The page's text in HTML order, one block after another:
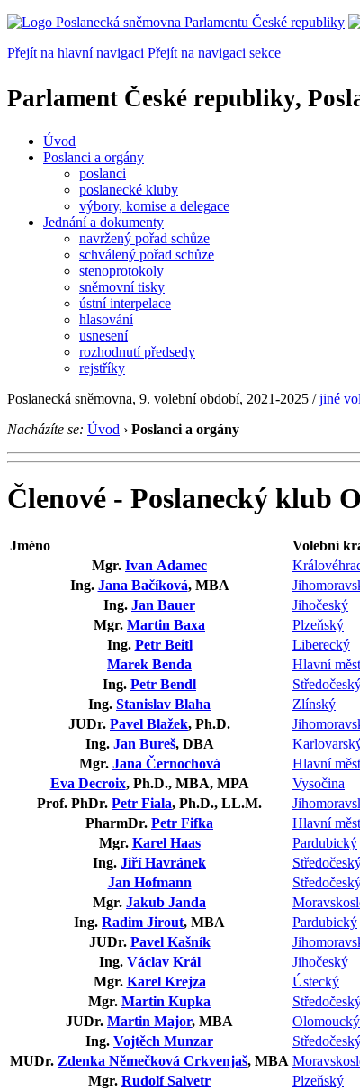
Přejít na hlavní navigaci Přejít na navigaci sekce
Parlament České republiky,
Úvod
Poslanci a orgány
poslanci
poslanecké kluby
výbory, komise a delegace
Jednání a dokumenty
navržený pořad schůze
schválený pořad schůze
stenoprotokoly
sněmovní tisky
ústní interpelace
hlasování
usnesení
rozhodnutí předsedy
rejstříky
Poslanecká sněmovna, 9. volební období, 2021-2025 /jiné
Nacházíte se: Úvod › Poslanci a orgány
Členové - Poslanecký klub
Jméno Volební
Mgr. Ivan Adamec
Ing. Jana Bačíková, MBA
Ing. Jan Bauer Jihočeský
Mgr. Martin Baxa Plzeňský
Ing. Petr Beitl Liberecký
Marek Benda
Hlavní
Ing. Petr Bendl
Ing. Stanislav Blaha Zlínský
JUDr. Pavel Blažek, Ph.D.
Ing. Jan Bureš, DBA
Mgr. Jana Černochová Hlavní
Eva Decroix, Ph.D., MBA, MPA Vysočina
Prof. PhDr. Petr Fiala, Ph.D., LL.M.
PharmDr. Petr Fifka Hlavní
Mgr. Karel Haas Pardubický
Ing. Jiří Havránek
Jan Hofmann
Mgr. Jakub Janda
Ing. Radim Jirout, MBA Pardubický
JUDr. Pavel Kašník
Ing. Václav Král Jihočeský
Mgr. Karel Krejza Ústecký
Mgr. Martin Kupka
JUDr. Martin Major, MBA Olomoucký
Ing. Vojtěch Munzar
MUDr. Zdenka Němečková Crkvenjaš, MBA
Mgr. Rudolf Salvetr Plzeňský